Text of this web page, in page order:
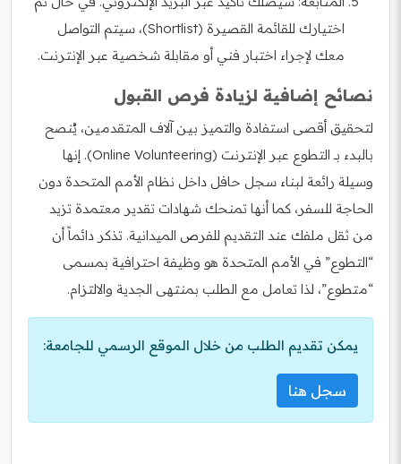
اختيارك للقائمة القصيرة (Shortlist)، سيتم التواصل
معك لإجراء اختبار فني أو مقابلة شخصية عبر الإنترنت.
نصائح إضافية لزيادة فرص القبول
لتحقيق أقصى استفادة والتميز بين آلاف المتقدمين، يُنصح
بالبدء بـ التطوع عبر الإنترنت (Online Volunteering). إنها
وسيلة رائعة لبناء سجل حافل داخل نظام الأمم المتحدة دون
الحاجة للسفر، كما أنها تمنحك شهادات تقدير معتمدة تزيد
من ثقل ملفك عند التقديم للفرص الميدانية. تذكر دائماً أن
“التطوع” في الأمم المتحدة هو وظيفة احترافية بمسمى
“متطوع”، لذا تعامل مع الطلب بمنتهى الجدية والالتزام.
يمكن تقديم الطلب من خلال الموقع الرسمي للجامعة:
سجل هنا